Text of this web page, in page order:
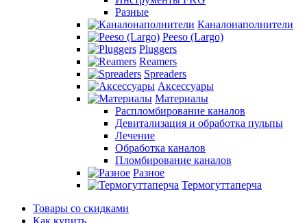
Разные
Каналонаполнители
Peeso (Largo)
Pluggers
Reamers
Spreaders
Аксессуары
Материалы
Распломбирование каналов
Девитализация и обработка пульпы
Лечение
Обработка каналов
Пломбирование каналов
Разное
Термогуттаперча
Товары со скидками
Как купить